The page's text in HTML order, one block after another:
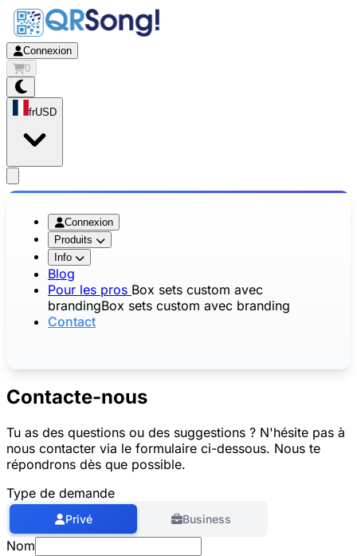
Connexion
0
frUSD
Connexion
Produits
Info
Blog
Pour les pros Box sets custom avec
brandingBox sets custom avec branding
Contact
Contacte-nous
Tu as des questions ou des suggestions ? N'hésite pas à
nous contacter via le formulaire ci-dessous. Nous te
répondrons dès que possible.
Type de demande
Privé Business
Nom